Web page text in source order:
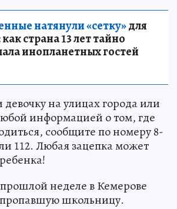
натянули «сетку»для
страна 13 лет тайно
инопланетных гостей
на улицах города или
информацией о том, где
сообщите по номеру 8-
112. Любая зацепка может
неделе в Кемерове
пропавшую школьницу.